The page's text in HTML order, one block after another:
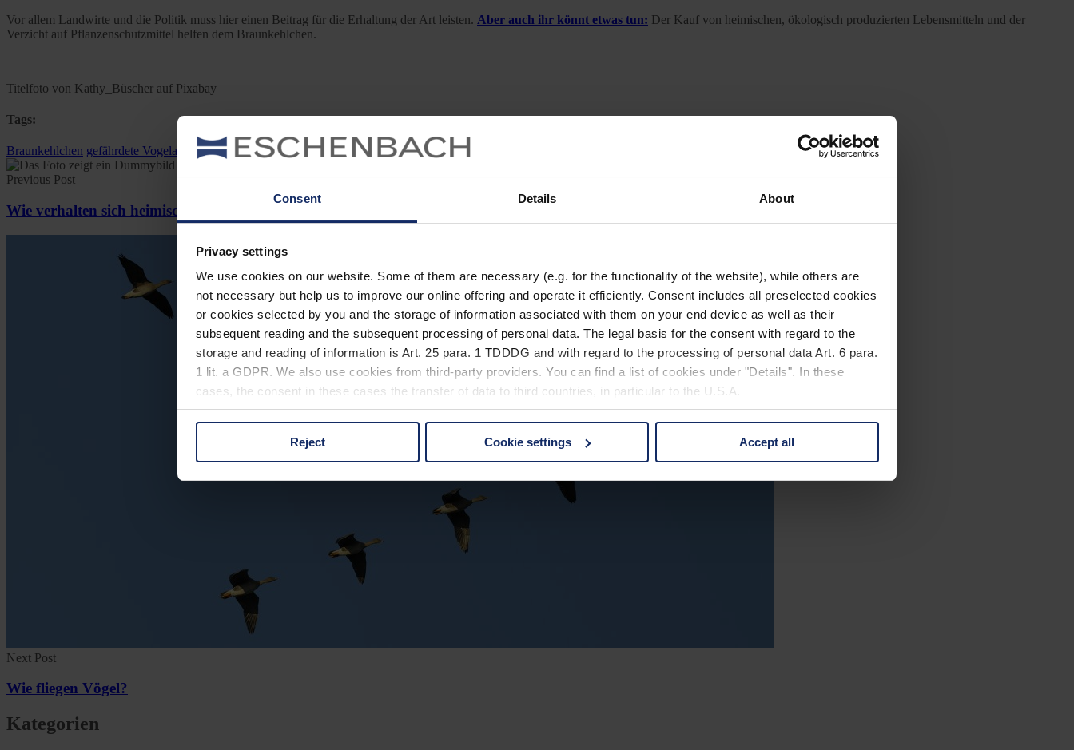
Consent Details About
Privacy settings
We use cookies on our website. Some of them are necessary (e.g. for the functionality of the website), while others are
not necessary but help us to improve our online offering and operate it efficiently. Consent includes all preselected cookies
or cookies selected by you and the storage of information associated with them on your end device as well as their
subsequent reading and the subsequent processing of personal data. The legal basis for the consent with regard to the
storage and reading of information is Art. 25 para. 1 TDDDG and with regard to the processing of personal data Art. 6 para.
1 lit. a GDPR. We also use cookies from third-party providers. You can find a list of cookies under "Details". In these
cases, the consent in these cases the transfer of data to third countries, in particular to the U.S.A.
You can consent to the use of non-essential cookies by clicking on the "Accept all" button or change your mind by clicking
Further information on the procedures used and your rights can be found in our
Reject Cookie settings Accept all
Vor allem Landwirte und die Politik muss hier einen Beitrag für die Erhaltung der Art leisten. Aber auch ihr könnt etwas tun: Der Kauf von heimischen, ökologisch produzierten Lebensmitteln und der
Verzicht auf Pflanzenschutzmittel helfen dem Braunkehlchen.
Titelfoto von Kathy_Büscher auf Pixabay
Tags:
Braunkehlchen gefährdete Vogelarten Slider Vogel der Woche Wiesenvögel
Previous Post
Wie verhalten sich heimische Vögel bei der Brut?
Next Post
Wie fliegen Vögel?
Kategorien